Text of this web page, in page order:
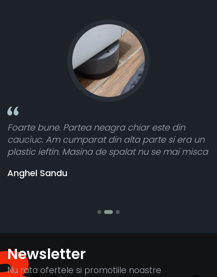
este din
parte si era un
se mai misca
Toate sunt foarte luminoase și
atât de bine în curtea din spate.
cele 8 bucati dar una nu a
Newsletter
Nu rata ofertele si promotiile noastre